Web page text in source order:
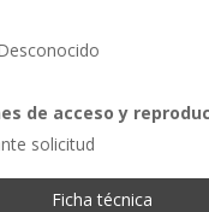
de acceso y
solicitud
Ficha técnica